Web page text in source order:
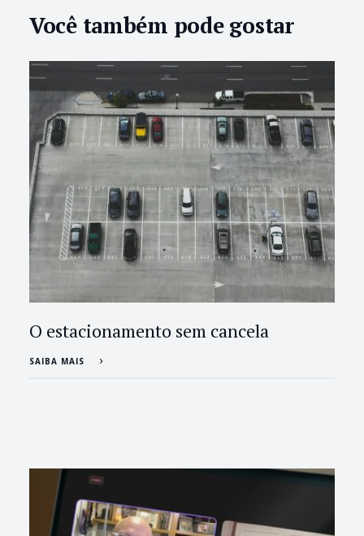
Você também pode gostar
O estacionamento sem cancela
SAIBA MAIS